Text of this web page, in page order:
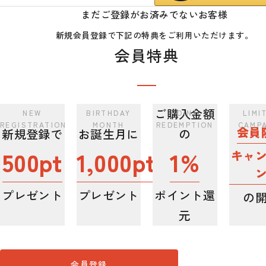
まだご登録がお済みでないお客様
新規会員登録で下記の特典をご利用いただけます。
会員特典
新規登録で
500pt
プレゼント
お誕生月に
1,000pt
プレゼント
ご購入金額
の
1%
ポイント還
元
会員
キャ
ン
の